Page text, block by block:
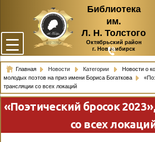
Библиотека
им.
Л. Н. Толстого
Октябрьский район
г. Новосибирск
Главная Новости Категории Новости о
молодых поэтов на приз имени Бориса Богаткова
трансляции со всех локаций
«Поэтический бросок
со всех